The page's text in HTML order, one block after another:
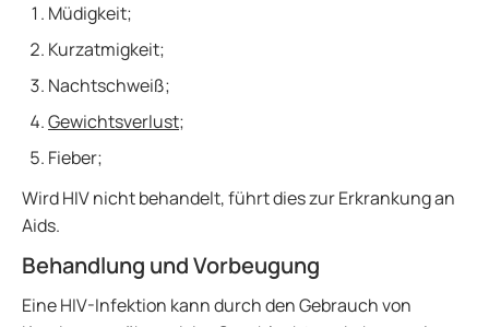
Müdigkeit;
Kurzatmigkeit;
Nachtschweiß;
Gewichtsverlust;
Fieber;
Wird HIV nicht behandelt, führt dies zur Erkrankung an
Aids.
Behandlung und Vorbeugung
Eine HIV-Infektion kann durch den Gebrauch von